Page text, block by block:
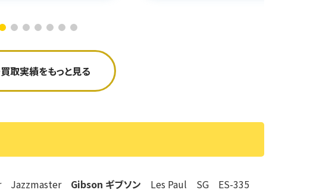
取実績をもっと見る
Jazzmaster Gibson ギブソン Les Paul SG ES-335